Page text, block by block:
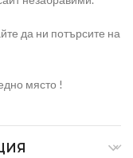
да ни потърсите на
място !